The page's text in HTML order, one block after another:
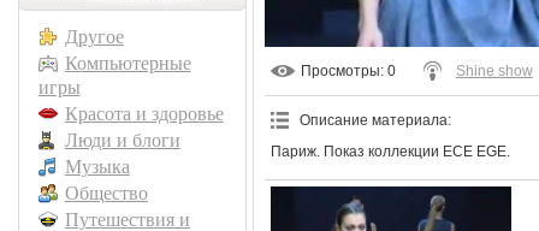
Другое
Компьютерные
игры
Красота и здоровье
Люди и блоги
Музыка
Общество
Путешествия и
Просмотры: 0 Shine show
Описание материала:
Париж. Показ коллекции ECE EGE.